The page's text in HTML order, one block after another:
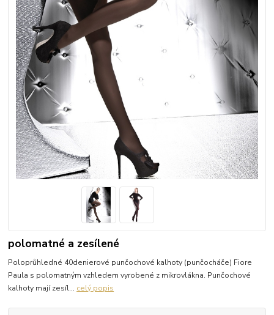
polomatné a zesílené
Poloprůhledné 40denierové punčochové kalhoty (punčocháče) Fiore
Paula s polomatným vzhledem vyrobené z mikrovlákna. Punčochové
kalhoty mají zesíl... celý popis